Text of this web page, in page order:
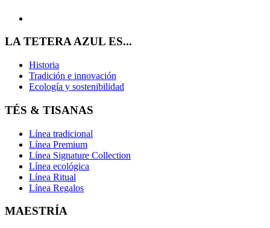
LA TETERA AZUL ES...
Historia
Tradición e innovación
Ecología y sostenibilidad
TÉS & TISANAS
Línea tradicional
Línea Premium
Línea Signature Collection
Línea ecológica
Línea Ritual
Línea Regalos
MAESTRÍA